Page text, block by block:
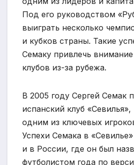
Под его руководством
выиграть несколько
и кубков страны. Такие
Семаку привлечь
клубов из-за рубежа.
В 2005 году Сергей Семак
испанский клуб «Севилья»,
одним из ключевых
Успехи Семака в
и в России, где он был
футболистом года по